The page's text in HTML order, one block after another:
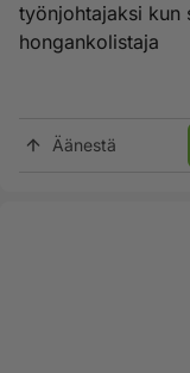
työnjohtajaksi kun
hongankolistaja
Äänestä